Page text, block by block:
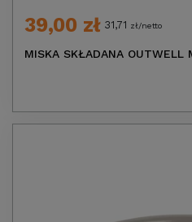
39,00 zł 31,71 zł/netto
MISKA SKŁADANA OUTWELL